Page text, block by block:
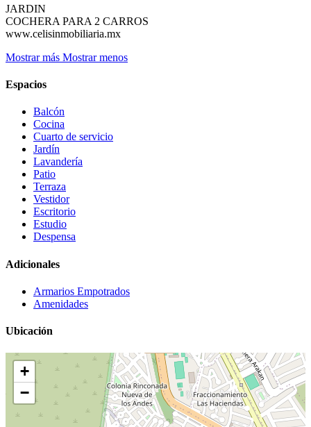
JARDIN
COCHERA PARA 2 CARROS
www.celisinmobiliaria.mx
Mostrar más Mostrar menos
Espacios
Balcón
Cocina
Cuarto de servicio
Jardín
Lavandería
Patio
Terraza
Vestidor
Escritorio
Estudio
Despensa
Adicionales
Armarios Empotrados
Amenidades
Ubicación
+
−